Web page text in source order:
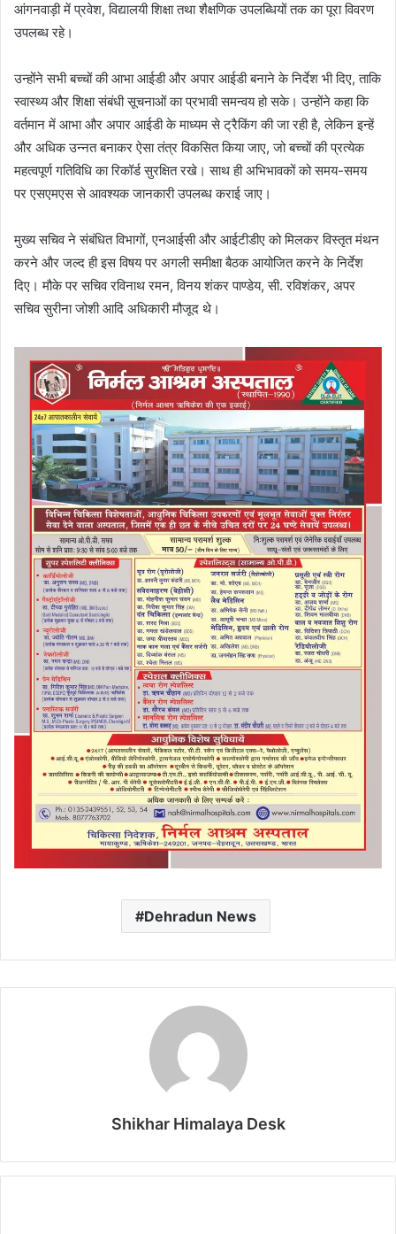
आंगनवाड़ी में प्रवेश, विद्यालयी शिक्षा तथा शैक्षणिक उपलब्धियों तक का पूरा विवरण
उपलब्ध रहे।
उन्होंने सभी बच्चों की आभा आईडी और अपार आईडी बनाने के निर्देश भी दिए, ताकि
स्वास्थ्य और शिक्षा संबंधी सूचनाओं का प्रभावी समन्वय हो सके। उन्होंने कहा कि
वर्तमान में आभा और अपार आईडी के माध्यम से ट्रैकिंग की जा रही है, लेकिन इन्हें
और अधिक उन्नत बनाकर ऐसा तंत्र विकसित किया जाए, जो बच्चों की प्रत्येक
महत्वपूर्ण गतिविधि का रिकॉर्ड सुरक्षित रखे। साथ ही अभिभावकों को समय-समय
पर एसएमएस से आवश्यक जानकारी उपलब्ध कराई जाए।
मुख्य सचिव ने संबंधित विभागों, एनआईसी और आईटीडीए को मिलकर विस्तृत मंथन
करने और जल्द ही इस विषय पर अगली समीक्षा बैठक आयोजित करने के निर्देश
दिए। मौके पर सचिव रविनाथ रमन, विनय शंकर पाण्डेय, सी. रविशंकर, अपर
सचिव सुरीना जोशी आदि अधिकारी मौजूद थे।
Dehradun News
Shikhar Himalaya Desk